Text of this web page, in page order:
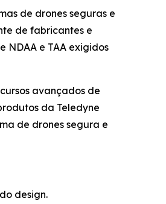
de drones seguras e
de fabricantes e
NDAA e TAA exigidos
avançados de
da Teledyne
de drones segura e
design.